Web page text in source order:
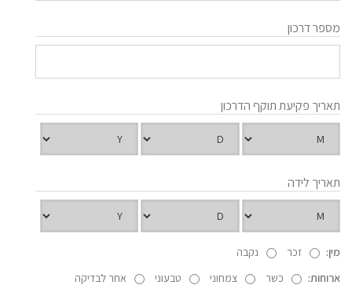
מספר דרכון
תאריך פקיעת תוקף הדרכון
תאריך לידה
מין: זכר
נקבה
ארוחות:
כשר צמחוני טבעוני אחר לבדיקה